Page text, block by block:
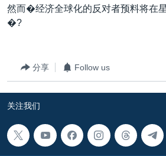
然而�经济全球化的反对者预料将在
�?
分享 Follow us
关注我们